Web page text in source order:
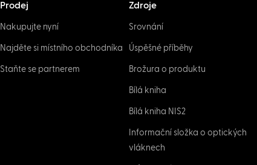
Prodej
Nakupujte nyní
Najděte si místního obchodníka
Staňte se partnerem
Zdroje
Srovnání
Úspěšné příběhy
Brožura o produktu
Bílá kniha
Bílá kniha NIS2
Informační složka o optických
vláknech